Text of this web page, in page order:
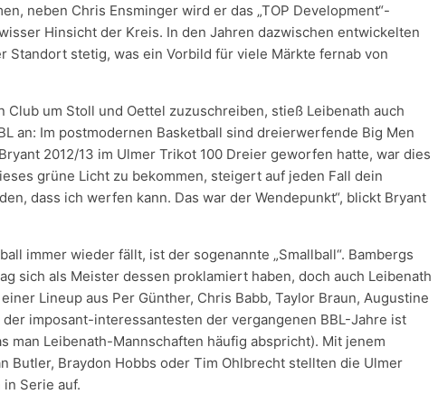
neben Chris Ensminger wird er das „TOP Development“-
Hinsicht der Kreis. In den Jahren dazwischen entwickelten
Standort stetig, was ein Vorbild für viele Märkte fernab von
Club um Stoll und Oettel zuzuschreiben, stieß Leibenath auch
an: Im postmodernen Basketball sind dreierwerfende Big Men
2012/13 im Ulmer Trikot 100 Dreier geworfen hatte, war dies
grüne Licht zu bekommen, steigert auf jeden Fall dein
dass ich werfen kann. Das war der Wendepunkt“, blickt Bryant
immer wieder fällt, ist der sogenannte „Smallball“. Bambergs
sich als Meister dessen proklamiert haben, doch auch Leibenath
Lineup aus Per Günther, Chris Babb, Taylor Braun, Augustine
imposant-interessantesten der vergangenen BBL-Jahre ist
man Leibenath-Mannschaften häufig abspricht). Mit jenem
Butler, Braydon Hobbs oder Tim Ohlbrecht stellten die Ulmer
Serie auf.